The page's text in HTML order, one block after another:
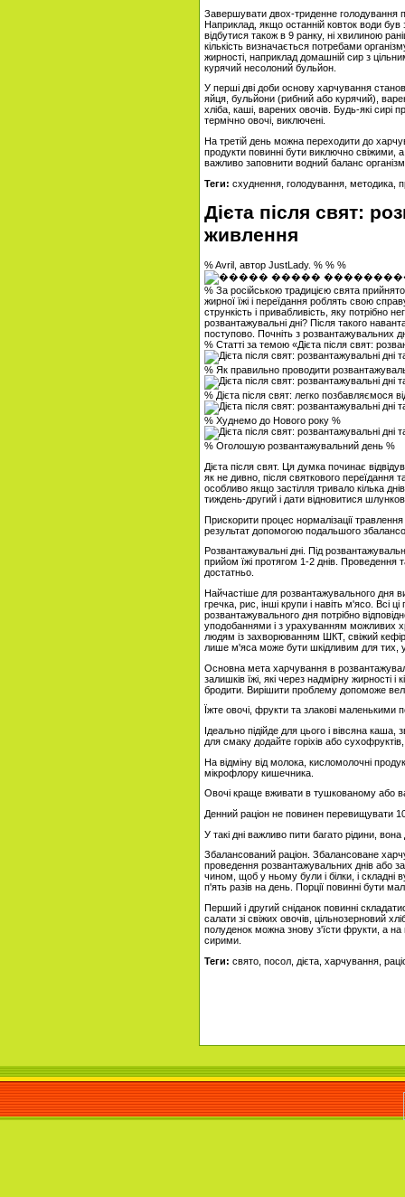
Завершувати двох-триденне голодування
Наприклад, якщо останній ковток води був
відбутися також в 9 ранку, ні хвилиною
кількість визначається потребами
жирності, наприклад домашній сир з
курячий несолоний бульйон.
У перші дві доби основу харчування
яйця, бульйони (рибний або курячий),
хліба, каші, варених овочів. Будь-які сирі
термічно овочі, виключені.
На третій день можна переходити до
продукти повинні бути виключно свіжими,
важливо заповнити водний баланс
Теги: схуднення, голодування, методика,
Дієта після свят:
живлення
% Avril, автор JustLady. % % %
% За російською традицією свята
жирної їжі і переїдання роблять свою
стрункість і привабливість, яку потрібно
розвантажувальні дні? Після такого
поступово. Почніть з розвантажувальних
% Статті за темою «Дієта після свят:
% Як правильно проводити
% Дієта після свят: легко позбавляємося
% Худнемо до Нового року %
% Оголошую розвантажувальний день %
Дієта після свят. Ця думка починає
як не дивно, після святкового переїдання
особливо якщо застілля тривало кілька
тиждень-другий і дати відновитися
Прискорити процес нормалізації
результат допомогою подальшого
Розвантажувальні дні. Під
прийом їжі протягом 1-2 днів. Проведення
достатньо.
Найчастіше для розвантажувального дня
гречка, рис, інші крупи і навіть м'ясо. Всі
розвантажувального дня потрібно
уподобаннями і з урахуванням можливих
людям із захворюванням ШКТ, свіжий
лише м'яса може бути шкідливим для тих,
Основна мета харчування в
залишків їжі, які через надмірну жирності
бродити. Вирішити проблему допоможе
Їжте овочі, фрукти та злакові маленькими
Ідеально підійде для цього і вівсяна
для смаку додайте горіхів або
На відміну від молока, кисломолочні
мікрофлору кишечника.
Овочі краще вживати в тушкованому або
Денний раціон не повинен перевищувати
У такі дні важливо пити багато рідини,
Збалансований раціон. Збалансоване
проведення розвантажувальних днів або
чином, щоб у ньому були і білки, і складні
п'ять разів на день. Порції повинні бути
Перший і другий сніданок повинні
салати зі свіжих овочів, цільнозерновий
полуденок можна знову з'їсти фрукти, а
сирими.
Теги: свято, посол, дієта, харчування,